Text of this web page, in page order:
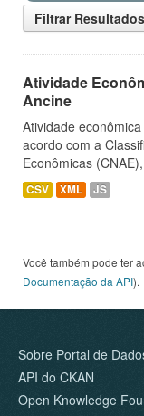
Filtrar Resultados
Atividade
Ancine
Atividade
acordo com a
Econômicas
CSV XML JS
Você também pode ter
Documentação da API).
Sobre Portal de
API do CKAN
Open Knowledge